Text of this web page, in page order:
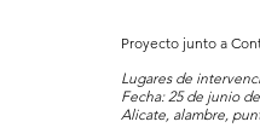
Proyecto junto a
Lugares de
Fecha: 25 de junio
Alicate, alambre,